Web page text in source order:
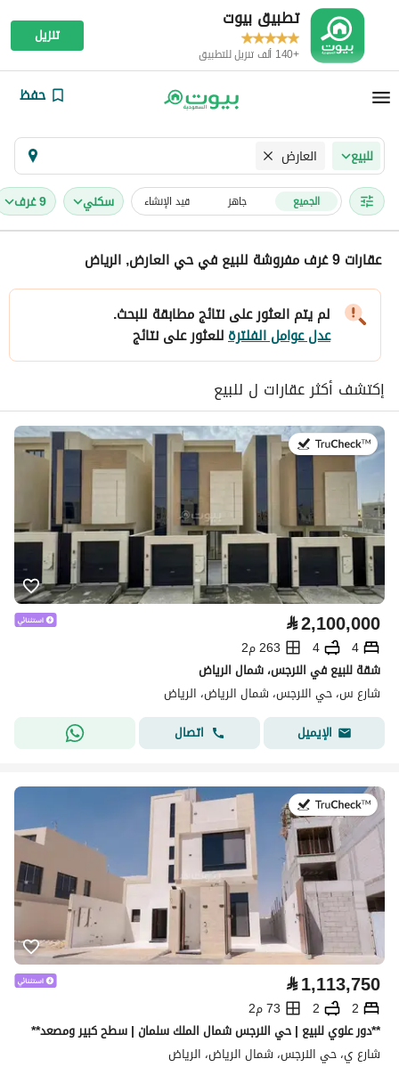
تطبيق بيوت
+140 ألف تنزيل للتطبيق
تنزيل
حفظ
للبيع العارض
الجميع جاهز قيد الإنشاء سكني 9 غرف
عقارات 9 غرف مفروشة للبيع في حي العارض, الرياض
لم يتم العثور على نتائج مطابقة للبحث.
عدل عوامل الفلترةللعثور على نتائج
إكتشف أكثر عقارات ل للبيع
في:28 يوليو 2026
⃁2,100,000
4
4
263 م2
شقة للبيع في النرجس، شمال الرياض
شارع س، حي النرجس، شمال الرياض، الرياض
الإيميل
اتصال
في:28 يوليو 2026
⃁1,113,750
2
2
73 م2
**دور علوي للبيع | حي النرجس شمال الملك سلمان | سطح كبير ومصعد**
شارع ي، حي النرجس، شمال الرياض، الرياض